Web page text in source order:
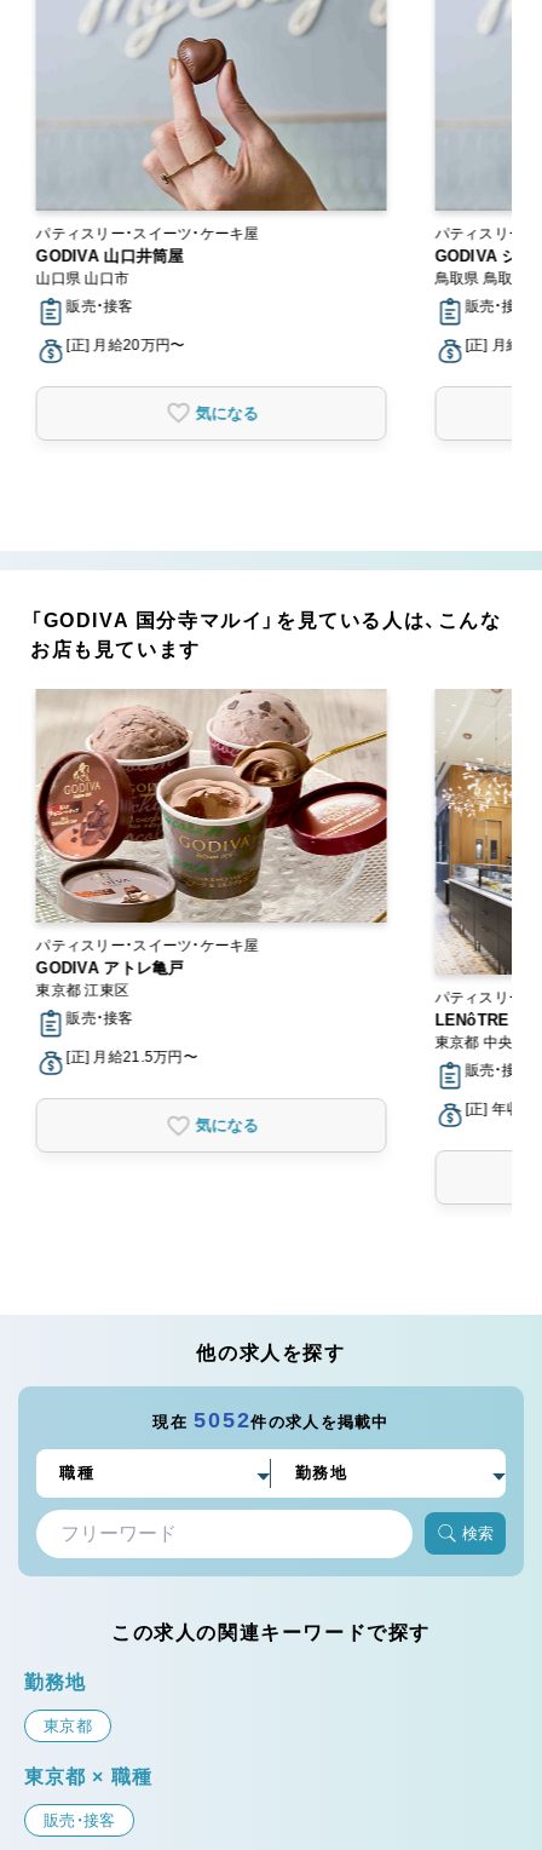
パティスリー・スイーツ・ケーキ屋
GODIVA 山口井筒屋
山口県 山口市
販売・接客
[正] 月給20万円〜
気になる
パティスリー・
GODIVA シャ
鳥取県 鳥取市
販売・接客
[正] 月給
「GODIVA 国分寺マルイ」を見ている人は、こんな
お店も見ています
パティスリー・スイーツ・ケーキ屋
GODIVA アトレ亀戸
東京都 江東区
販売・接客
[正] 月給21.5万円〜
気になる
パティスリー・
LENôTRE＜
東京都 中央区
販売・接客
[正] 年収
他の求人を探す
現在5052件の求人を掲載中
検索
この求人の関連キーワードで探す
勤務地
東京都
東京都 × 職種
販売・接客